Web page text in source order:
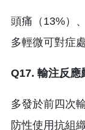
頭痛（13%）
多輕微可對症處
Q17. 輸注反應
多發於前四次
防性使用抗組織